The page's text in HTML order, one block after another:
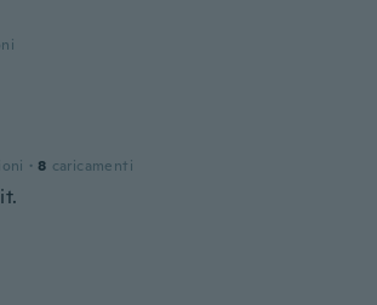
· 8 caricamenti